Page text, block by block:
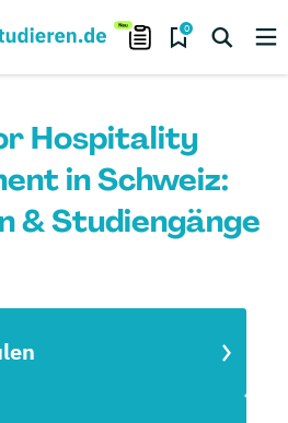
0
Hospitality
in Schweiz:
& Studiengänge